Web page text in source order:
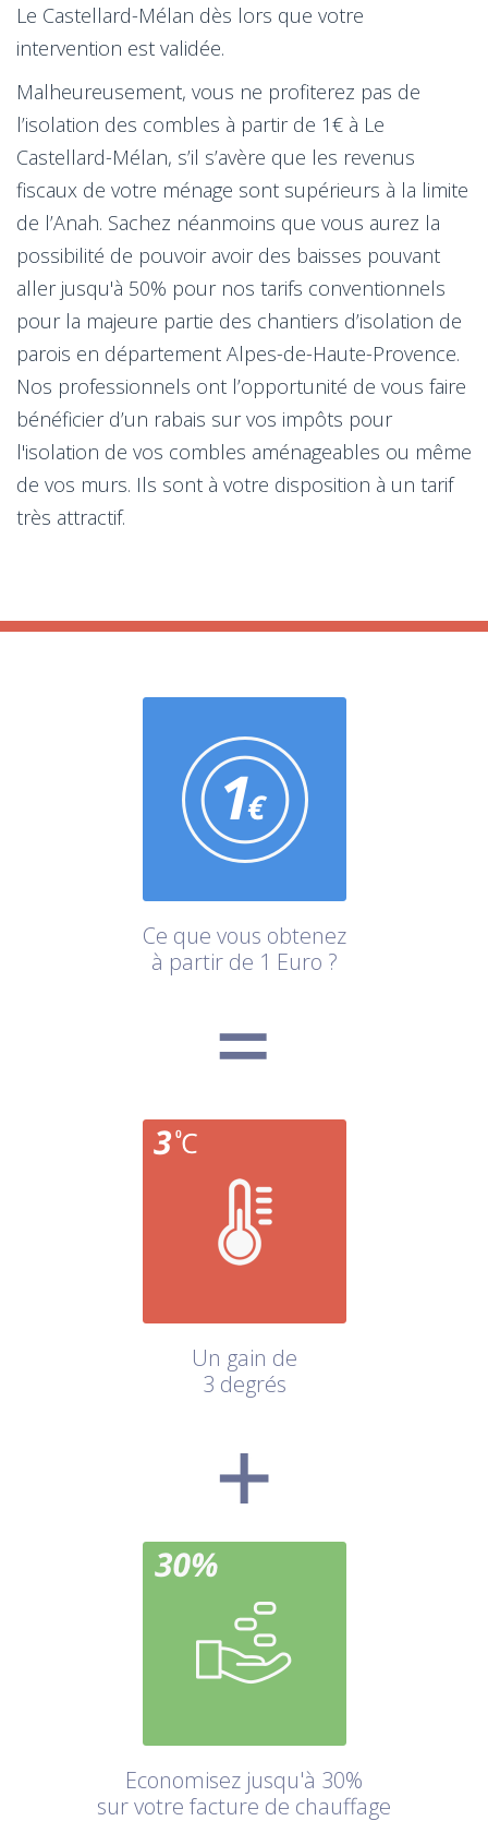
Le Castellard-Mélan dès lors que votre
intervention est validée.
Malheureusement, vous ne profiterez pas de
l’isolation des combles à partir de 1€ à Le
Castellard-Mélan, s’il s’avère que les revenus
fiscaux de votre ménage sont supérieurs à la limite
de l’Anah. Sachez néanmoins que vous aurez la
possibilité de pouvoir avoir des baisses pouvant
aller jusqu'à 50% pour nos tarifs conventionnels
pour la majeure partie des chantiers d’isolation de
parois en département Alpes-de-Haute-Provence.
Nos professionnels ont l’opportunité de vous faire
bénéficier d’un rabais sur vos impôts pour
l'isolation de vos combles aménageables ou même
de vos murs. Ils sont à votre disposition à un tarif
très attractif.
Ce que vous obtenez
à partir de 1 Euro ?
Un gain de
3 degrés
Economisez jusqu'à 30%
sur votre facture de chauffage